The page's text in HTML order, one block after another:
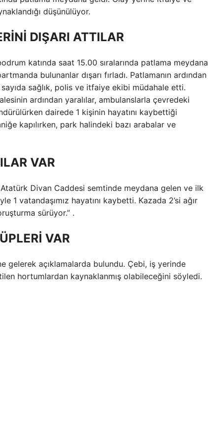
düşünülüyor.
DIŞARI ATTILAR
katında saat 15.00 sıralarında patlama meydana
bulunanlar dışarı fırladı. Patlamanın ardından
sağlık, polis ve itfaiye ekibi müdahale etti.
ardından yaralılar, ambulanslarla çevredeki
dairede 1 kişinin hayatını kaybettiği
kapılırken, park halindeki bazı arabalar ve
VAR
Atatürk Divan Caddesi semtinde meydana gelen ve ilk
vatandaşımız hayatını kaybetti. Kazada 2’si ağır
sürüyor.” .
VAR
gelerek açıklamalarda bulundu. Çebi, iş yerinde
hortumlardan kaynaklanmış olabileceğini söyledi.